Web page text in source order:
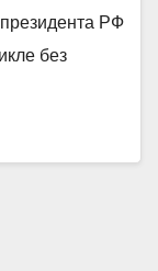
РФ
без